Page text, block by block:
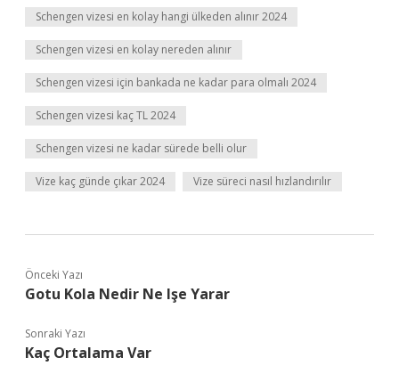
Schengen vizesi en kolay hangi ülkeden alınır 2024
Schengen vizesi en kolay nereden alınır
Schengen vizesi için bankada ne kadar para olmalı 2024
Schengen vizesi kaç TL 2024
Schengen vizesi ne kadar sürede belli olur
Vize kaç günde çıkar 2024 Vize süreci nasıl hızlandırılır
Önceki Yazı
Gotu Kola Nedir Ne Işe Yarar
Sonraki Yazı
Kaç Ortalama Var